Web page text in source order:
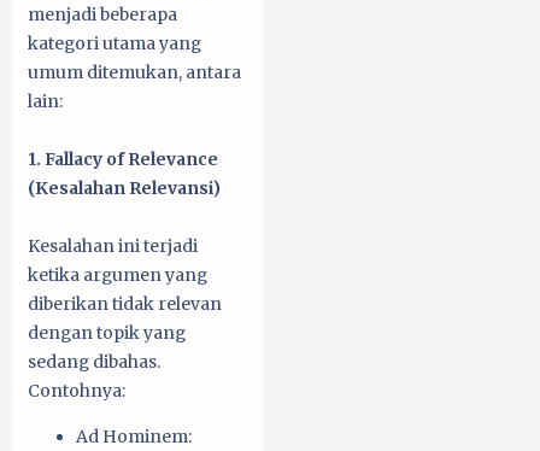
menjadi beberapa
kategori utama yang
umum ditemukan, antara
lain:
1. Fallacy of Relevance
(Kesalahan Relevansi)
Kesalahan ini terjadi
ketika argumen yang
diberikan tidak relevan
dengan topik yang
sedang dibahas.
Contohnya:
Ad Hominem: